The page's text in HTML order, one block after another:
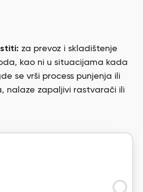
za prevoz i skladištenje
kao ni u situacijama kada
se vrši process punjenja ili
nalaze zapaljivi rastvarači ili